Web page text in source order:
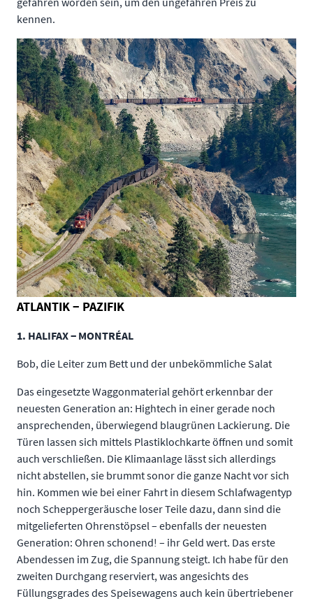
kennen.
ATLANTIK − PAZIFIK
1. HALIFAX − MONTRÉAL
Bob, die Leiter zum Bett und der unbekömmliche Salat
Das eingesetzte Waggonmaterial gehört erkennbar der
neuesten Generation an: Hightech in einer gerade noch
ansprechenden, überwiegend blaugrünen Lackierung. Die
Türen lassen sich mittels Plastiklochkarte öffnen und somit
auch verschließen. Die Klimaanlage lässt sich allerdings
nicht abstellen, sie brummt sonor die ganze Nacht vor sich
hin. Kommen wie bei einer Fahrt in diesem Schlafwagentyp
noch Scheppergeräusche loser Teile dazu, dann sind die
mitgelieferten Ohrenstöpsel – ebenfalls der neuesten
Generation: Ohren schonend! – ihr Geld wert. Das erste
Abendessen im Zug, die Spannung steigt. Ich habe für den
zweiten Durchgang reserviert, was angesichts des
Füllungsgrades des Speisewagens auch kein übertriebener